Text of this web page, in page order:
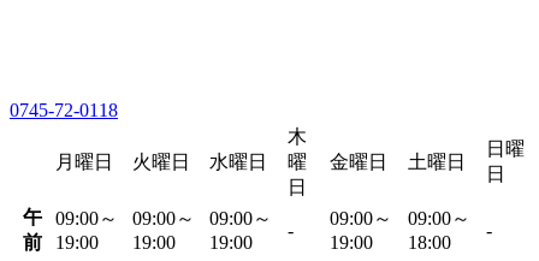
0745-72-0118
月曜日 火曜日 水曜日
木
曜
日
金曜日 土曜日
日曜
日
午
前
09:00～
19:00
09:00～
19:00
09:00～
19:00
-
09:00～
19:00
09:00～
18:00
-